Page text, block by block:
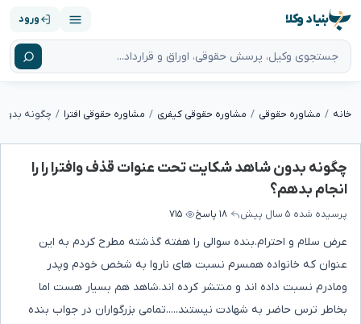
بنیاد وکلا ورود
خانه مشاوره حقوقی مشاوره حقوقی کیفری مشاوره حقوقی افترا
چگونه بدون شاهد شکایت تحت عنوات قذف وافترا را را
انجام بدهم؟
پرسیده شده ۵ سال پیش ۱۸ پاسخ ۷۱۵
عرض سلام و احترام.بنده سوالی را هفته گذشته مطرح کردم به این
عنوان که خانواده همسرم نسبت های ناروا به شخص خودم وپدر
ومادرم نسبت داده اند و منتشر کرده اند.شاهد هم بسیار هست اما
بخاطر ترس حاضر به شهادت نیستند.....تمامی بزرگواران در جواب بنده